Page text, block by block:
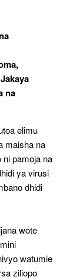
na
elimu
maisha na
pamoja na
ya virusi
dhidi
wote
watumie
ziliopo